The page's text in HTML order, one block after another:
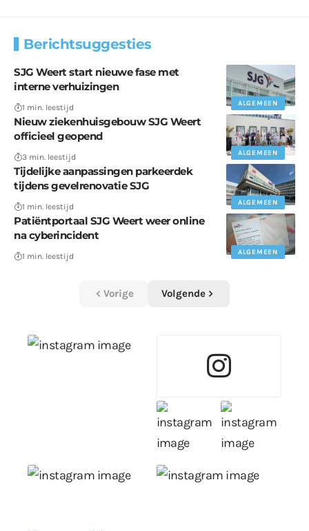
Berichtsuggesties
ALGEMEEN
SJG Weert start nieuwe fase met
interne verhuizingen
1 min. leestijd
ALGEMEEN
Nieuw ziekenhuisgebouw SJG Weert
officieel geopend
3 min. leestijd
ALGEMEEN
Tijdelijke aanpassingen parkeerdek
tijdens gevelrenovatie SJG
1 min. leestijd
ALGEMEEN
Patiëntportaal SJG Weert weer online
na cyberincident
1 min. leestijd
Vorige Volgende